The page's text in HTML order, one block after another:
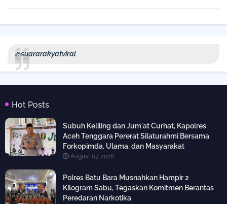
@suararakyatviral
Hot Posts
Subuh Keliling dan Jum'at Curhat, Kapolres
Aceh Tenggara Pererat Silaturahmi Bersama
Forkopimda, Ulama, dan Masyarakat
August 07, 2026
Polres Batu Bara Musnahkan Hampir 2
Kilogram Sabu, Tegaskan Komitmen Berantas
Peredaran Narkotika